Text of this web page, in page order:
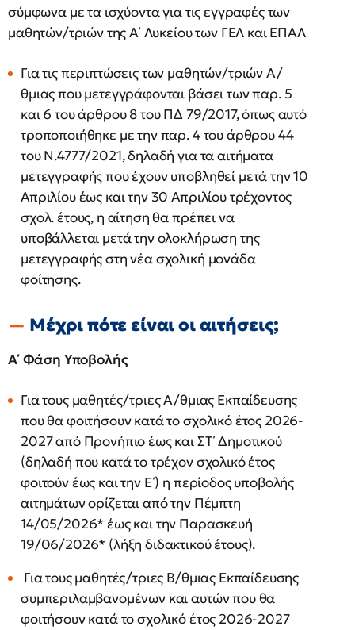
σύμφωνα με τα ισχύοντα για τις εγγραφές των
μαθητών/τριών της Α΄ Λυκείου των ΓΕΛ και ΕΠΑΛ
Για τις περιπτώσεις των μαθητών/τριών Α/
θμιας που μετεγγράφονται βάσει των παρ. 5
και 6 του άρθρου 8 του ΠΔ 79/2017, όπως αυτό
τροποποιήθηκε με την παρ. 4 του άρθρου 44
του Ν.4777/2021, δηλαδή για τα αιτήματα
μετεγγραφής που έχουν υποβληθεί μετά την 10
Απριλίου έως και την 30 Απριλίου τρέχοντος
σχολ. έτους, η αίτηση θα πρέπει να
υποβάλλεται μετά την ολοκλήρωση της
μετεγγραφής στη νέα σχολική μονάδα
φοίτησης.
Μέχρι πότε είναι οι αιτήσεις;
Α΄ Φάση Υποβολής
Για τους μαθητές/τριες Α/θμιας Εκπαίδευσης
που θα φοιτήσουν κατά το σχολικό έτος 2026-
2027 από Προνήπιο έως και ΣΤ΄ Δημοτικού
(δηλαδή που κατά το τρέχον σχολικό έτος
φοιτούν έως και την Ε΄) η περίοδος υποβολής
αιτημάτων ορίζεται από την Πέμπτη
14/05/2026* έως και την Παρασκευή
19/06/2026* (λήξη διδακτικού έτους).
Για τους μαθητές/τριες Β/θμιας Εκπαίδευσης
συμπεριλαμβανομένων και αυτών που θα
φοιτήσουν κατά το σχολικό έτος 2026-2027